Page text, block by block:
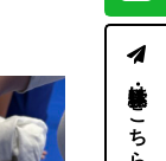
体験・見学はこちら